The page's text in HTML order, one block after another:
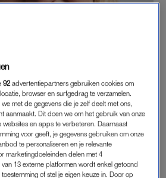
MONEY ISSUES
OP FUN, MAAR WÉL EEN
OP JE SPAARREKENING: ZO
92 advertentiepartners gebruiken cookies om
browser en surfgedrag te verzamelen.
met de gegevens die je zelf deelt met ons,
aanmaakt. Dit doen we om het gebruik van onze
websites en apps te verbeteren. Daarnaast
voor geeft, je gegevens gebruiken om onze
te personaliseren en je relevante
marketingdoeleinden delen met 4
13 externe platformen wordt enkel getoond
of stel je eigen keuze in. Door op